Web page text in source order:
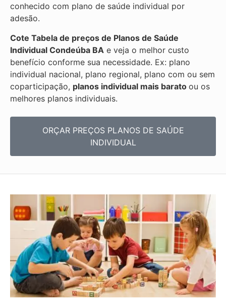
conhecido com plano de saúde individual por
adesão.
Cote Tabela de preços de Planos de Saúde
Individual Condeúba BA e veja o melhor custo
benefício conforme sua necessidade. Ex: plano
individual nacional, plano regional, plano com ou sem
coparticipação, planos individual mais barato ou os
melhores planos individuais.
ORÇAR PREÇOS PLANOS DE SAÚDE
INDIVIDUAL